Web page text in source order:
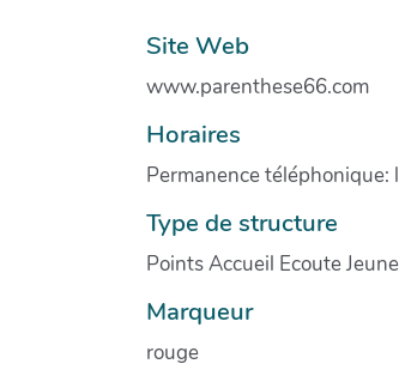
Site Web
www.parenthese66.com
Horaires
Permanence
Type de structure
Points Accueil Ecoute
Marqueur
rouge